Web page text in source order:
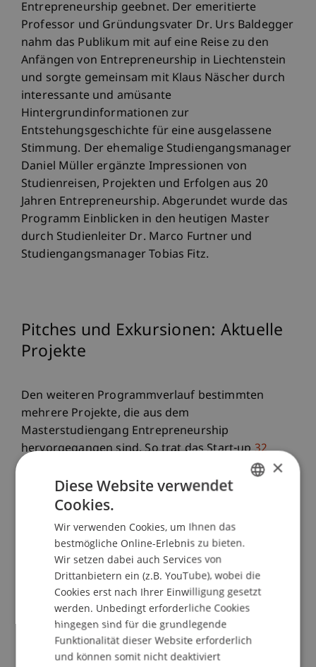
Entrepreneurship geebnet. Der emeritierte
Professor und Gründungsvater Dr. Urs Baldegger
nahm das Publikum mit auf eine Reise zu den
Anfängen von Entrepreneurship in Liechtenstein
und sorgte gemeinsam mit Klaus Näscher durch
interessante und amüsante
Hintergrundinformationen zur
Entstehungsgeschichte für eine ausgelassene
Stimmung. Der ehemalige Studiengangsmanager
Daniel Müller ergänzte Impressionen von
Studienreisen, Projekten und Erfolgen aus 20
Jahren Entrepreneurship. Abgerundet wurde das
Programm Einblicken in den heutigen Master
durch Studienleiter Dr. Marco Furtner und
Studiengangsmanager Tobias Fitz.
Pitches und Exkursionen: Aktuelle
Projekte
Den weiteren Programmverlauf bestimmten
mehrere Projekte, die aus dem
Masterstudiengang Entrepreneurship
hervorgegangen sind. So trat das Start-up32
von den Alumni Daniel Knapp, Christian
Bredemeier und Franco Bargetze neben zwei
studentischen Projekten bei den Pitches im Start-
up Lab an. Das Mittagessen bestritten gleich zwei
Alumni der Universität Liechtenstein: Philipp
Luder, Absolvent des Bachelor BWL, und Familie
mit derPasta Barn und PeterDemmel
mit
seinem Liechtenstein-bekannten Kaffee. Und
Student Ambassadorsdes Masters
Entrepreneurship nahmen die Gäste mit auf eine
Campus-Tour.
Auch die Exkursionen führten per Shuttlebus zu
×
Diese Website verwendet
Cookies.
Wir verwenden Cookies, um Ihnen das
bestmögliche Online-Erlebnis zu bieten.
Wir setzen dabei auch Services von
Drittanbietern ein (z.B. YouTube), wobei die
Cookies erst nach Ihrer Einwilligung gesetzt
werden. Unbedingt erforderliche Cookies
hingegen sind für die grundlegende
Funktionalität dieser Website erforderlich
und können somit nicht deaktiviert